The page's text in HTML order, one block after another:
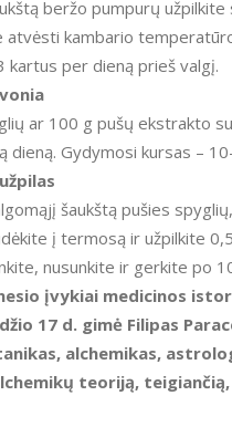
beržo pumpurų
atvėsti kambario
kartus per dieną prieš valgį.
ar 100 g pušų ekstrakto
dieną. Gydymosi kursas –
šaukštą pušies
į termosą ir užpilkite
nusunkite ir gerkite po
įvykiai medicinos
17 d. gimė Filipas
alchemikas,
teoriją,